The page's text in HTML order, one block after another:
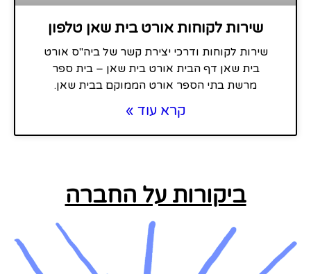
שירות לקוחות אורט בית שאן טלפון
שירות לקוחות ודרכי יצירת קשר של ביה"ס אורט
בית שאן דף הבית אורט בית שאן – בית ספר
מרשת בתי הספר אורט הממוקם בבית שאן.
קרא עוד »
ביקורות על החברה